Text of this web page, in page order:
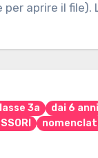
per aprire il
3a dai 6 anni